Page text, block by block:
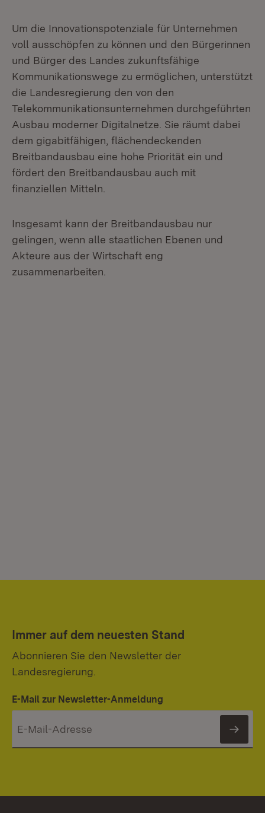
Um die Innovationspotenziale für Unternehmen
voll ausschöpfen zu können und den Bürgerinnen
und Bürger des Landes zukunftsfähige
Kommunikationswege zu ermöglichen, unterstützt
die Landesregierung den von den
Telekommunikationsunternehmen durchgeführten
Ausbau moderner Digitalnetze. Sie räumt dabei
dem gigabitfähigen, flächendeckenden
Breitbandausbau eine hohe Priorität ein und
fördert den Breitbandausbau auch mit
finanziellen Mitteln.
Insgesamt kann der Breitbandausbau nur
gelingen, wenn alle staatlichen Ebenen und
Akteure aus der Wirtschaft eng
zusammenarbeiten.
Immer auf dem neuesten Stand
Abonnieren Sie den Newsletter der
Landesregierung.
E-Mail zur Newsletter-Anmeldung